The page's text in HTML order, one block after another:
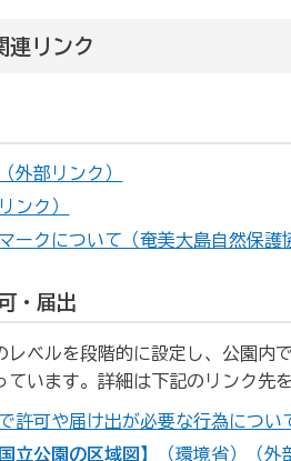
連リンク
外部リンク）
ンク）
ークについて（奄美大島自然保護
・届出
ベルを段階的に設定し、公園内
います。詳細は下記のリンク先
許可や届け出が必要な行為につい
国立公園の区域図】 （環境省）（外